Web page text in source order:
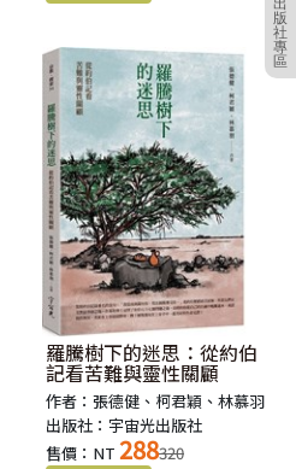
出
版
社
專
區
羅騰樹下的迷思：從約伯
記看苦難與靈性關顧
作者：張德健、柯君穎、林慕羽
出版社：宇宙光出版社
售價：NT 288320